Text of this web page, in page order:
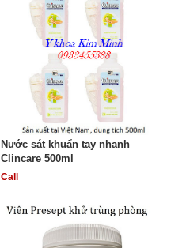
Nước sát khuẩn tay nhanh
Clincare 500ml
Call